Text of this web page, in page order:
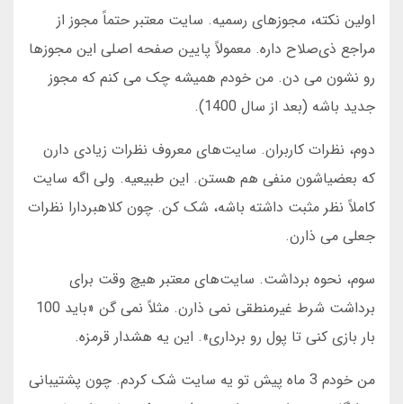
اولین نکته، مجوزهای رسمیه. سایت معتبر حتماً مجوز از
مراجع ذی‌صلاح داره. معمولاً پایین صفحه اصلی این مجوزها
رو نشون می دن. من خودم همیشه چک می کنم که مجوز
جدید باشه (بعد از سال 1400).
دوم، نظرات کاربران. سایت‌های معروف نظرات زیادی دارن
که بعضیاشون منفی هم هستن. این طبیعیه. ولی اگه سایت
کاملاً نظر مثبت داشته باشه، شک کن. چون کلاهبردارا نظرات
جعلی می ذارن.
سوم، نحوه برداشت. سایت‌های معتبر هیچ وقت برای
برداشت شرط غیرمنطقی نمی ذارن. مثلاً نمی گن «باید 100
بار بازی کنی تا پول رو برداری». این یه هشدار قرمزه.
من خودم 3 ماه پیش تو یه سایت شک کردم. چون پشتیبانی